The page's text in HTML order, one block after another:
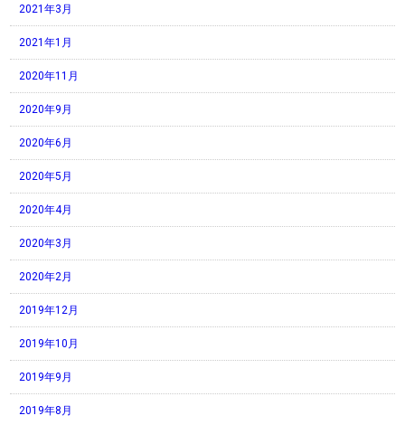
2021年3月
2021年1月
2020年11月
2020年9月
2020年6月
2020年5月
2020年4月
2020年3月
2020年2月
2019年12月
2019年10月
2019年9月
2019年8月